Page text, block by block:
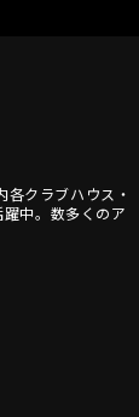
各クラブハウス・
中。数多くのア